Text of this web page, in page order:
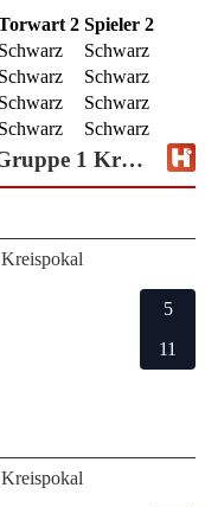
2 Spieler 2
Schwarz
Schwarz
Schwarz
Schwarz
Schwarz
Schwarz
Schwarz Schwarz
Gütersloh - weibliche E-Jugend Gruppe 1 Kreispokal
5
11